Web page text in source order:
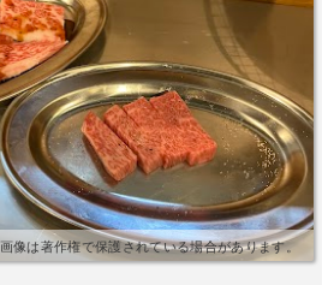
画像は著作権で保護されている場合があります。